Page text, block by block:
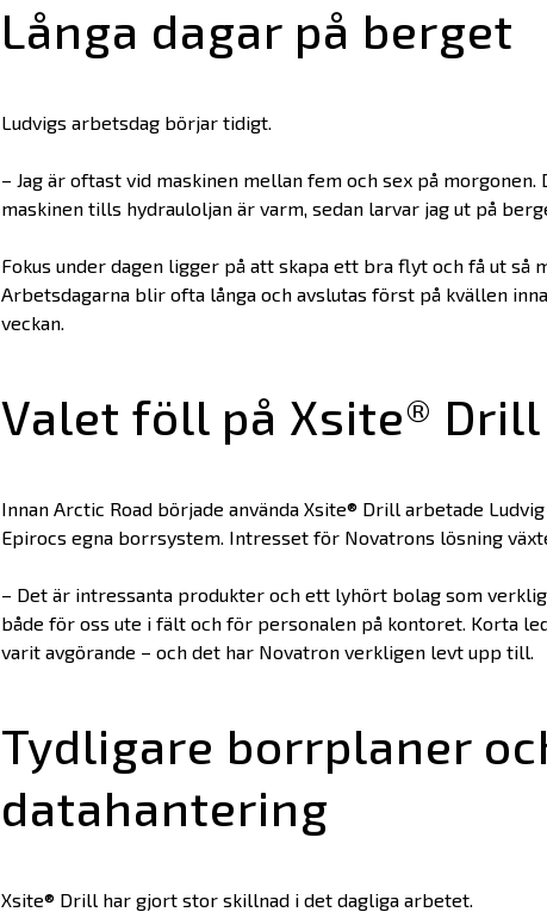
Långa dagar på berget
Ludvigs arbetsdag börjar tidigt.
– Jag är oftast vid maskinen mellan fem och sex på
maskinen tills hydrauloljan är varm, sedan larvar jag ut på
Fokus under dagen ligger på att skapa ett bra flyt och få ut så
Arbetsdagarna blir ofta långa och avslutas först på kvällen
veckan.
Valet föll på Xsite® Drill
Innan Arctic Road började använda Xsite® Drill arbetade
Epirocs egna borrsystem. Intresset för Novatrons lösning
– Det är intressanta produkter och ett lyhört bolag som
både för oss ute i fält och för personalen på kontoret. Korta
varit avgörande – och det har Novatron verkligen levt upp till.
Tydligare borrplaner
datahantering
Xsite® Drill har gjort stor skillnad i det dagliga arbetet.